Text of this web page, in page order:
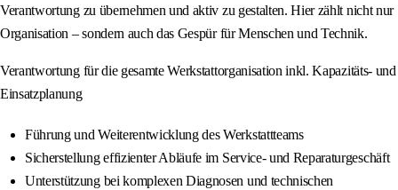
Verantwortung zu übernehmen und aktiv zu gestalten. Hier zählt nicht nur
Organisation – sondern auch das Gespür für Menschen und Technik.
Verantwortung für die gesamte Werkstattorganisation inkl. Kapazitäts- und
Einsatzplanung
Führung und Weiterentwicklung des Werkstattteams
Sicherstellung effizienter Abläufe im Service- und Reparaturgeschäft
Unterstützung bei komplexen Diagnosen und technischen